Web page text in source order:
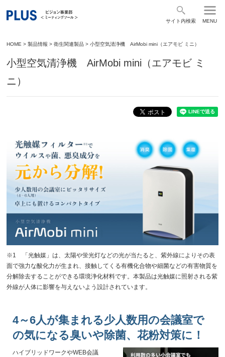
サイト内検索 MENU
HOME >製品情報 >衛生関連製品 >小型空気清浄機 AirMobi mini（エアモビ ミニ）
小型空気清浄機 AirMobi mini（エアモビ ミ
ニ）
※1 「光触媒」は、太陽や蛍光灯などの光が当たると、紫外線によりその表
面で強力な酸化力が生まれ、接触してくる有機化合物や細菌などの有害物質を
分解除去することができる環境浄化材料です。本製品は光触媒に照射される紫
外線が人体に影響を与えないよう設計されています。
4～6人が集まれる少人数用の会議室で
の気になる臭いや除菌、花粉対策に！
ハイブリッドワークやWEB会議